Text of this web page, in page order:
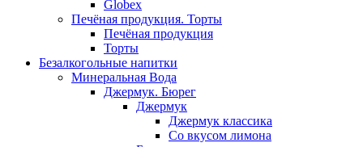
Globex
Печёная продукция. Торты
Печёная продукция
Торты
Безалкогольные напитки
Минеральная Вода
Джермук. Бюрег
Джермук
Джермук классика
Со вкусом лимона